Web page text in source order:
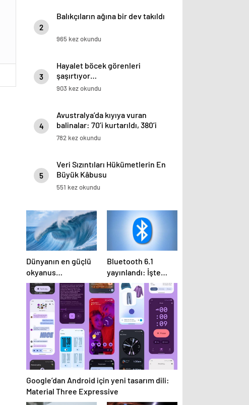
2
Balıkçıların ağına bir dev takıldı
965 kez okundu
3
Hayalet böcek görenleri
şaşırtıyor…
903 kez okundu
4
Avustralya’da kıyıya vuran
balinalar: 70’i kurtarıldı, 380’i
öldü
782 kez okundu
5
Veri Sızıntıları Hükümetlerin En
Büyük Kâbusu
551 kez okundu
Dünyanın en güçlü
okyanus
simülasyon sistemi
Çin’de faaliyete
geçiyor
Bluetooth 6.1
yayınlandı: İşte
bilmeniz gerekenler
Google’dan Android için yeni tasarım dili:
Material Three Expressive